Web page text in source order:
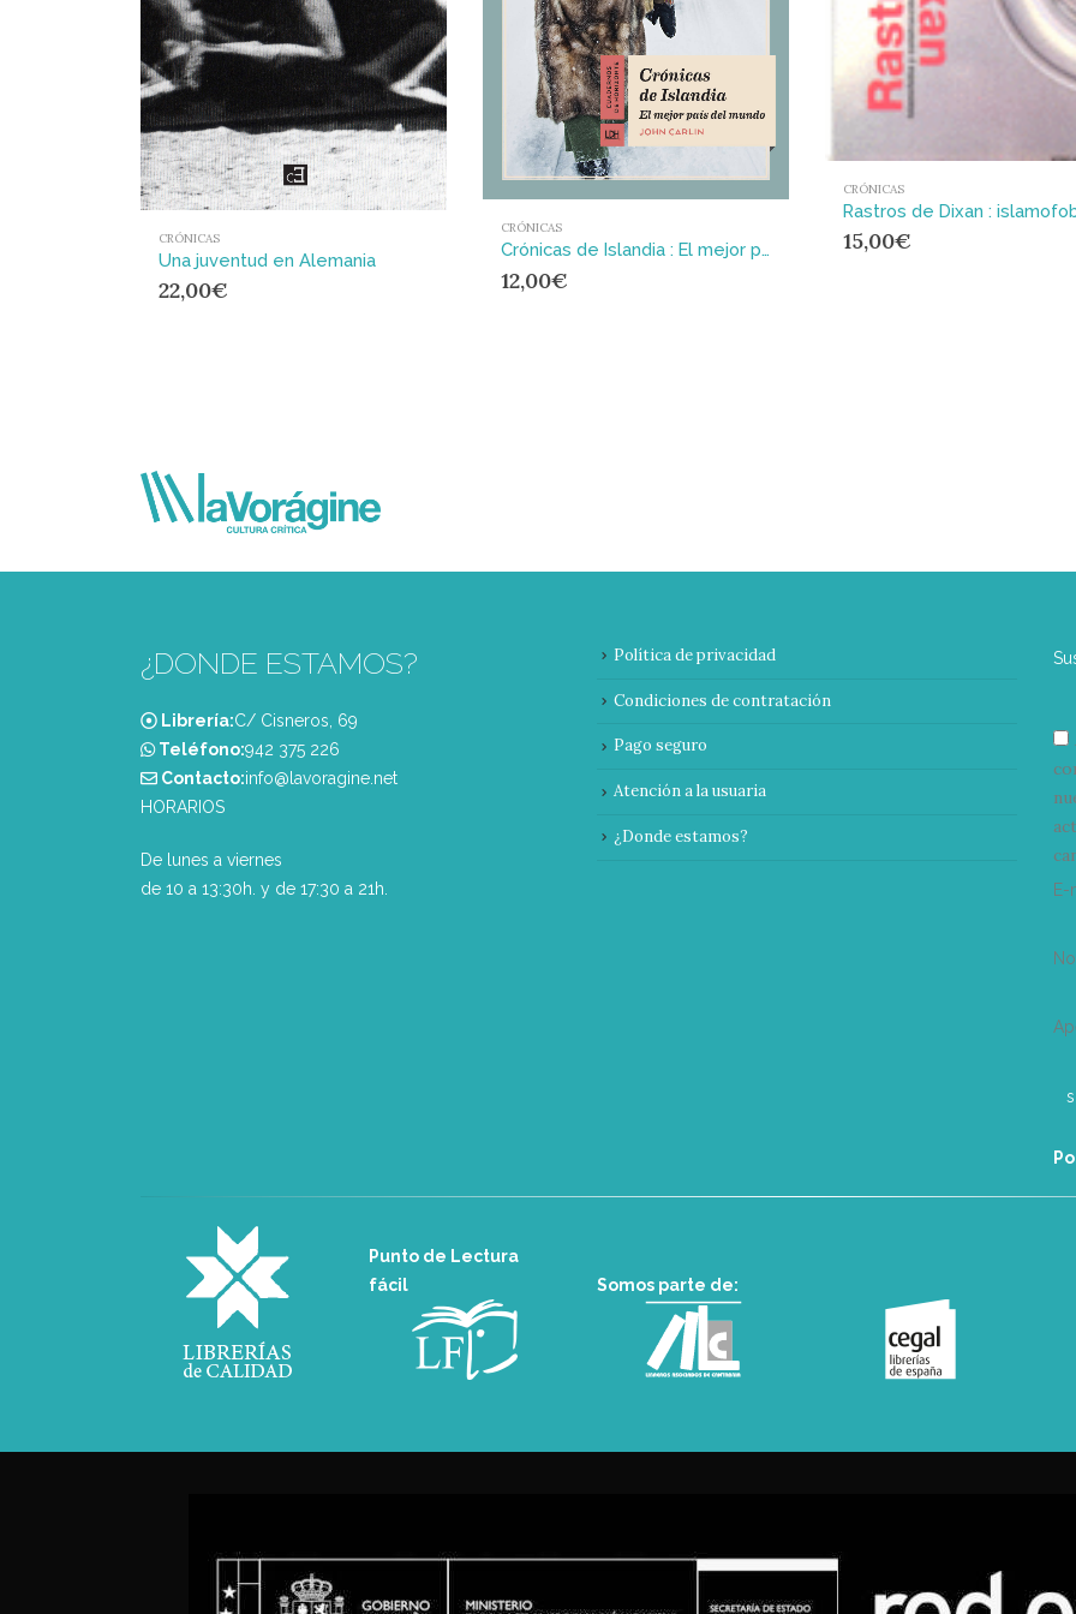
CRÓNICAS
Una juventud en Alemania
22,00€
CRÓNICAS
Crónicas de Islandia : El mejor país del mundo
12,00€
CRÓNICAS
15,00€
¿DONDE ESTAMOS?
Librería:C/ Cisneros, 69
Teléfono:‭942 375 226‬
Contacto:info@lavoragine.net
HORARIOS
De lunes a viernes
de 10 a 13:30h. y de 17:30 a 21h.
Política de privacidad
Condiciones de contratación
Pago seguro
Atención a la usuaria
¿Donde estamos?
Punto de Lectura
fácil
Somos parte de: